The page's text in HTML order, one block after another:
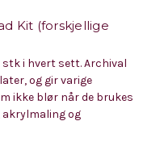
Kit (forskjellige
stk i hvert sett. Archival
og gir varige
ikke blør når de brukes
og